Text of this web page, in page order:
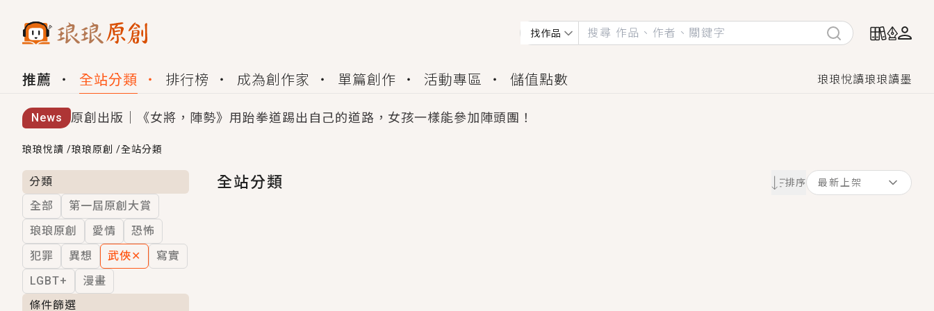
找作品
推薦 全站分類 排行榜 成為創作家 單篇創作 活動專區 儲值點數 琅琅悅讀琅琅讀墨
News 原創出版｜《女將，陣勢》用跆拳道踢出自己的道路，女孩一樣能參加陣頭團！
創,作家招募｜華文小說創作首選！有機會獲得豐富廣宣資源、專屬服務與獨享福利！
小編心動書單｜《離婚你提的，二婚嫁大佬，你哭什麼？》追妻火葬場！前夫失憶移情別戀，她頭也不回找新歡，他居然還後悔了？
GL｜《夏日與檸檬與重疊世界》炎熱的夏日、檸檬的香氣、互相愛慕的兩位少女，今夏最推純愛GL漫畫！
BL｜《費洛蒙中毒》救命！特殊費洛蒙體質世界觀，無法抗拒的吸引力，已中毒Σ>―(〃°ω°〃)♡→
OMG你嚇到我了｜《陰陽鬼店》上班族買了房子模型，但現實中買下的竟是屬於他的停屍櫃？！
言情｜《國語推行員》每個人心中都有一個連自己也無法改變的永恆， 他的一生將不由自主追逐著她……
琅琅悅讀 /琅琅原創 /全站分類
分類
全部
第一屆原創大賞
琅琅原創
愛情
恐怖
犯罪
異想 武俠✕
寫實
LGBT+
漫畫
條件篩選
全站分類 排序 最新上架